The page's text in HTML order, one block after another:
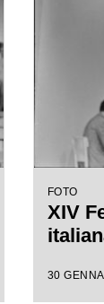
FOTO
XIV
30